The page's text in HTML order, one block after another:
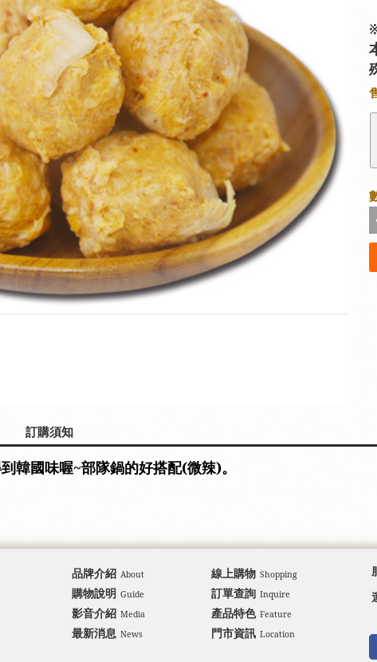
訂購須知
韓國味喔~部隊鍋的好搭配(微辣)。
品牌介紹 About 線上購物 Shopping
購物說明 Guide 訂單查詢 Inquire
影音介紹 Media 產品特色 Feature
最新消息 News 門市資訊 Location